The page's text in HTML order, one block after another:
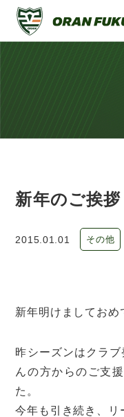
新年のご挨拶
2015.01.01 その他
新年明けましておめ
昨シーズンはクラ
んの方からのご支
た。
今年も引き続き、リ